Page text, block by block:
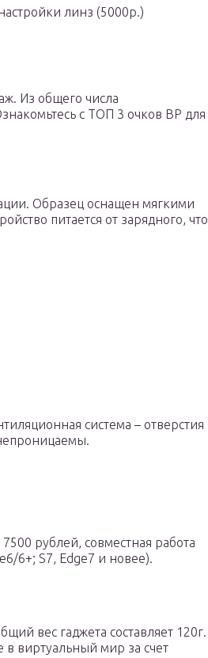
линз (5000р.)
Из общего числа
с ТОП 3 очков ВР для
Образец оснащен мягкими
питается от зарядного, что
система – отверстия
рублей, совместная работа
6+; S7, Edge7 и новее).
вес гаджета составляет 120г.
в виртуальный мир за счет